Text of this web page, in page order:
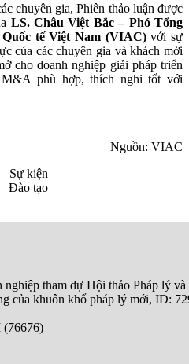
chuyên gia, Phiên thảo luận được
LS. Châu Việt Bắc – Phó Tổng
tế Việt Nam (VIAC)với sự
của các chuyên gia và khách mời
cho doanh nghiệp giải pháp triển
phù hợp, thích nghi tốt với
Nguồn: VIAC
Sự kiện
Đào tạo
tham dự Hội thảo Pháp lý
của khuôn khổ pháp lý mới, ID: